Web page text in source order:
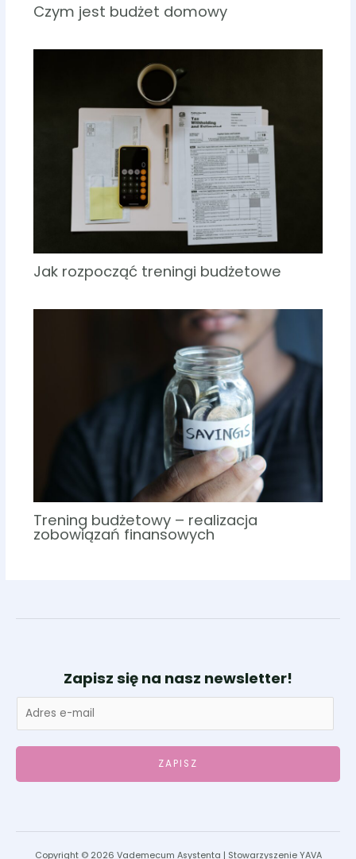
Czym jest budżet domowy
Jak rozpocząć treningi budżetowe
Trening budżetowy – realizacja
zobowiązań finansowych
Zapisz się na nasz newsletter!
ZAPISZ
Copyright © 2026 Vademecum Asystenta | Stowarzyszenie YAVA